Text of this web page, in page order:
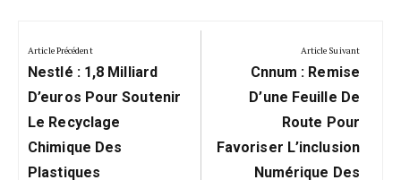
de
l’article
Article Précédent
Previous
Post:
Nestlé : 1,8 Milliard
D’euros Pour Soutenir
Le Recyclage
Chimique Des
Plastiques
Article Suivant
Next
Post:
Cnnum : Remise
D’une Feuille De
Route Pour
Favoriser L’inclusion
Numérique Des